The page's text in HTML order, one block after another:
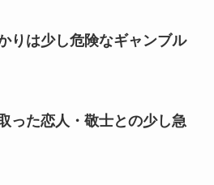
りは少し危険なギャンブル
った恋人・敬士との少し急